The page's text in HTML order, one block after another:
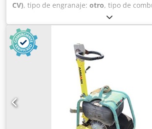
CV), tipo de engranaje: otro, tipo de
, peso en vacío:
01/2006, Año de fabricación:2006, cabina
otro, Ubicación del vehículo: Bovenden,
INFORMACIÓN SOBRE ACCESORIOS SIN
a cambios, venta previa y errores